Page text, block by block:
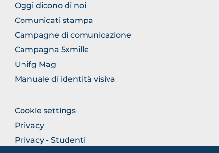
FOOTER
COMUNICAZIONE
Oggi dicono di noi
Comunicati stampa
Campagne di comunicazione
Campagna 5xmille
Unifg Mag
Manuale di identità visiva
FOOTER
COLONNA
DESTRA
Cookie settings
Privacy
Privacy - Studenti